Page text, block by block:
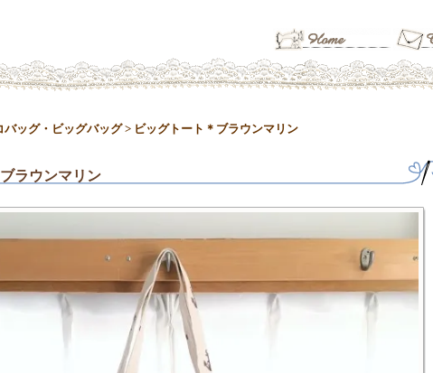
バッグ・ビッグバッグ> ビッグトート＊ブラウンマリン
ラウンマリン